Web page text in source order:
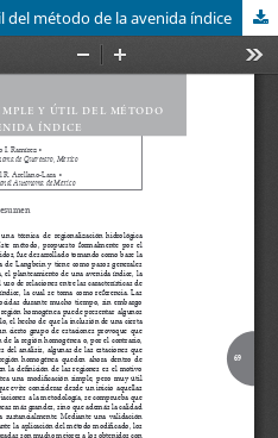
método de la avenida índice